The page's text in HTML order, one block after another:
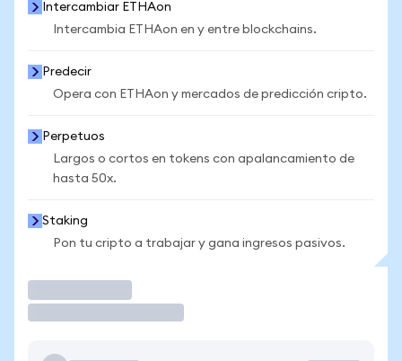
Intercambiar ETHAon
Intercambia ETHAon en y entre blockchains.
Predecir
Opera con ETHAon y mercados de predicción cripto.
Perpetuos
Largos o cortos en tokens con apalancamiento de
hasta 50x.
Staking
Pon tu cripto a trabajar y gana ingresos pasivos.